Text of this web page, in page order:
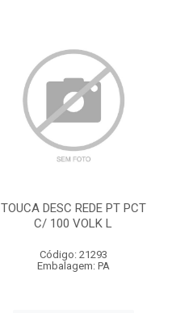
TOUCA DESC REDE PT PCT
C/ 100 VOLK L
Código: 21293
Embalagem: PA